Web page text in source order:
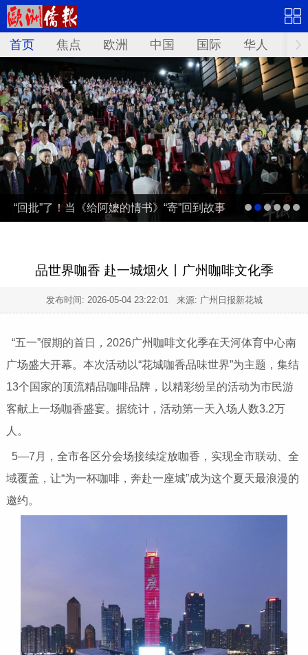
首页 焦点 欧洲 中国 国际 华人 文
“回批”了！当《给阿嬷的情书》“寄”回到故事
品世界咖香 赴一城烟火丨广州咖啡文化季
发布时间: 2026-05-04 23:22:01 来源: 广州日报新花城
“五一”假期的首日，2026广州咖啡文化季在天河体育中心南
广场盛大开幕。本次活动以“花城咖香品味世界”为主题，集结
13个国家的顶流精品咖啡品牌，以精彩纷呈的活动为市民游
客献上一场咖香盛宴。据统计，活动第一天入场人数3.2万
人。
5—7月，全市各区分会场接续绽放咖香，实现全市联动、全
域覆盖，让“为一杯咖啡，奔赴一座城”成为这个夏天最浪漫的
邀约。